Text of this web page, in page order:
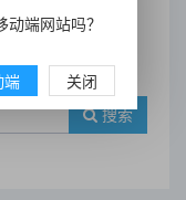
搜索
端网站吗？
端 关闭